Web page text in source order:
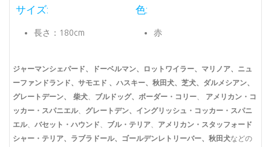
サイズ:
長さ：180cm
色:
赤
ジャーマンシェパード、ドーベルマン、ロットワイラー、マリノア、ニュ
ーファンドランド、サモエド 、ハスキー、秋田犬、芝犬、ダルメシアン、
グレートデーン、
柴犬 ブルドッグ、ボーダー・コリー
アメリカン・コ
ッカー・スパニエル、 グレートデン、イングリッシュ・コッカー・スパニ
エル、 バセット・ハウンド ブル・テリア
アメリカン・スタッフォード
シャー・テリア、ラブラドール、ゴールデンレトリーバー、秋田犬などの